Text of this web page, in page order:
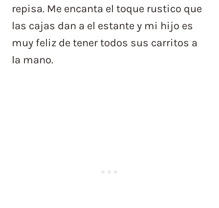
repisa. Me encanta el toque rustico que
las cajas dan a el estante y mi hijo es
muy feliz de tener todos sus carritos a
la mano.